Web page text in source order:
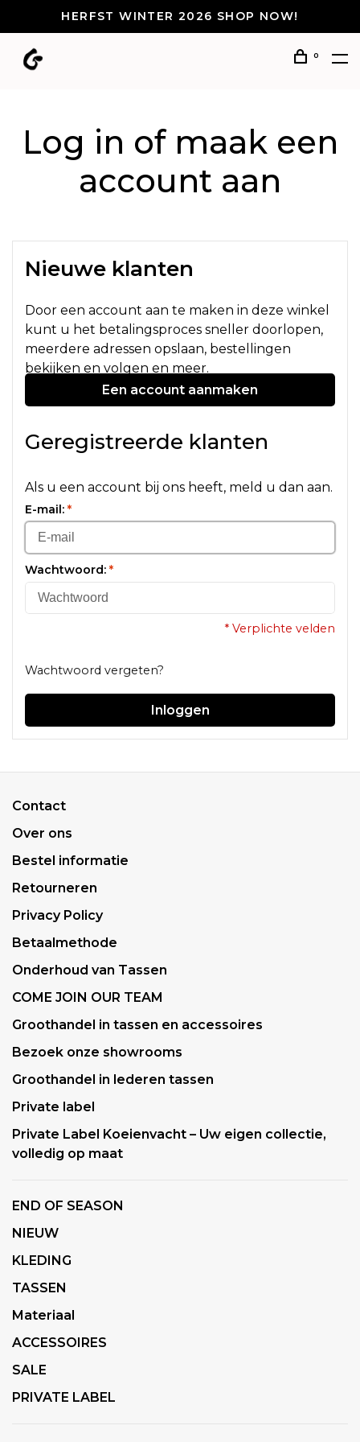
HERFST WINTER 2026 SHOP NOW!
0
Log in of maak een
account aan
Nieuwe klanten
Door een account aan te maken in deze winkel
kunt u het betalingsproces sneller doorlopen,
meerdere adressen opslaan, bestellingen
bekijken en volgen en meer.
Een account aanmaken
Geregistreerde klanten
Als u een account bij ons heeft, meld u dan aan.
E-mail: *
Wachtwoord: *
* Verplichte velden
Wachtwoord vergeten?
Inloggen
Contact
Over ons
Bestel informatie
Retourneren
Privacy Policy
Betaalmethode
Onderhoud van Tassen
COME JOIN OUR TEAM
Groothandel in tassen en accessoires
Bezoek onze showrooms
Groothandel in lederen tassen
Private label
Private Label Koeienvacht – Uw eigen collectie,
volledig op maat
END OF SEASON
NIEUW
KLEDING
TASSEN
Materiaal
ACCESSOIRES
SALE
PRIVATE LABEL